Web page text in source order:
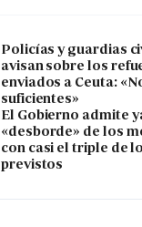
Policías y guardias
avisan sobre los
enviados a Ceuta:
suficientes»
El Gobierno admite
«desborde» de los
con casi el triple de
previstos